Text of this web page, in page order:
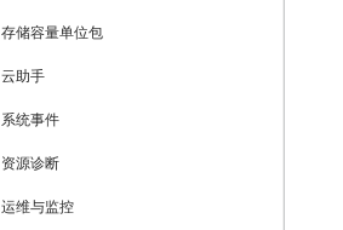
存储容量单位包
云助手
系统事件
资源诊断
运维与监控